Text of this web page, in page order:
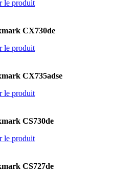
le produit
CX730de
le produit
CX735adse
le produit
CS730de
le produit
CS727de